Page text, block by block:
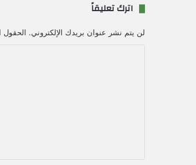
اترك تعليقاً
لن يتم نشر عنوان بريدك الإلكتروني. الحقول
ق